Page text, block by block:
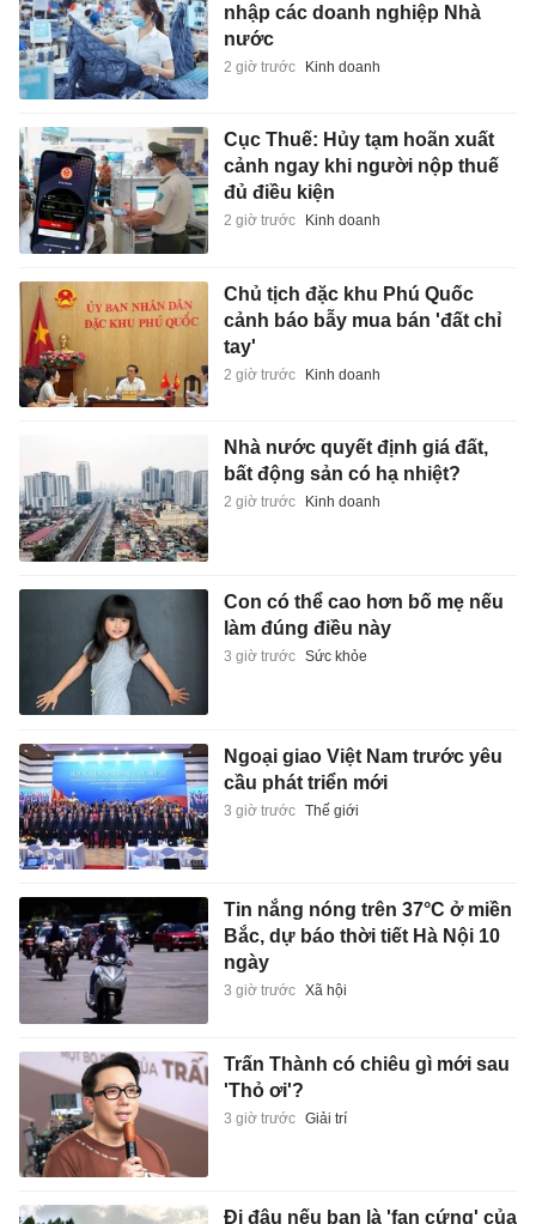
nhập các doanh nghiệp Nhà
nước
2 giờ trước Kinh doanh
Cục Thuế: Hủy tạm hoãn xuất
cảnh ngay khi người nộp thuế
đủ điều kiện
2 giờ trước Kinh doanh
Chủ tịch đặc khu Phú Quốc
cảnh báo bẫy mua bán 'đất chỉ
tay'
2 giờ trước Kinh doanh
Nhà nước quyết định giá đất,
bất động sản có hạ nhiệt?
2 giờ trước Kinh doanh
Con có thể cao hơn bố mẹ nếu
làm đúng điều này
3 giờ trước Sức khỏe
Ngoại giao Việt Nam trước yêu
cầu phát triển mới
3 giờ trước Thế giới
Tin nắng nóng trên 37°C ở miền
Bắc, dự báo thời tiết Hà Nội 10
ngày
3 giờ trước Xã hội
Trấn Thành có chiêu gì mới sau
'Thỏ ơi'?
3 giờ trước Giải trí
Đi đâu nếu bạn là 'fan cứng' của